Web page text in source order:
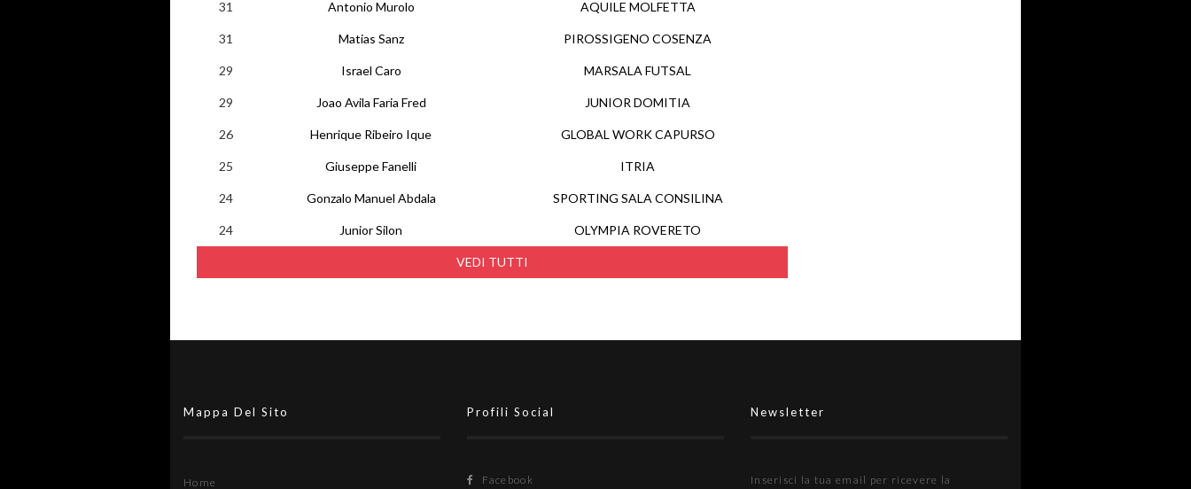
VEDI TUTTI
31 Antonio Murolo AQUILE MOLFETTA
31 Matias Sanz PIROSSIGENO COSENZA
29 Israel Caro MARSALA FUTSAL
29 Joao Avila Faria Fred JUNIOR DOMITIA
26 Henrique Ribeiro Ique GLOBAL WORK CAPURSO
25 Giuseppe Fanelli ITRIA
24 Gonzalo Manuel Abdala SPORTING SALA CONSILINA
24 Junior Silon OLYMPIA ROVERETO
Mappa Del Sito
Home
Profili Social
Facebook
Newsletter
Inserisci la tua email per ricevere la